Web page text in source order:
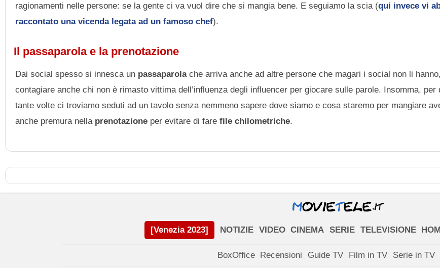
ragionamenti nelle persone: se la gente ci va vuol dire che si mangia bene. E seguiamo la scia (qui invece vi
raccontato una vicenda legata ad un famoso chef).
Il passaparola e la prenotazione
Dai social spesso si innesca un passaparolache arriva anche ad altre persone che magari i social non li
contagiare anche chi non è rimasto vittima dell’influenza degli influencer per giocare sulle parole. Insomma, per
tante volte ci troviamo seduti ad un tavolo senza nemmeno sapere dove siamo e cosa staremo per mangiare
anche premura nella prenotazione per evitare di farefile chilometriche.
[Venezia 2023] NOTIZIE VIDEO CINEMA SERIE TELEVISIONE
BoxOffice Recensioni Guide TV Film in TV Serie in TV